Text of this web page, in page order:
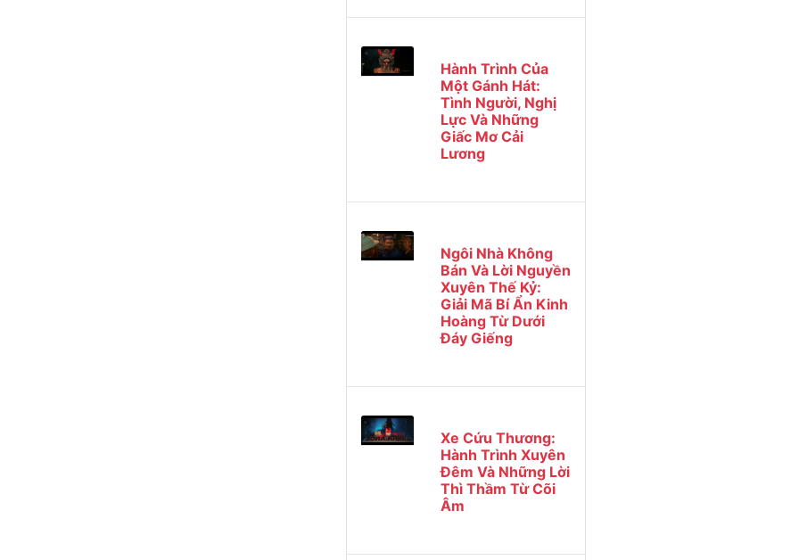
Hành Trình Của
Một Gánh Hát:
Tình Người, Nghị
Lực Và Những
Giấc Mơ Cải
Lương
Ngôi Nhà Không
Bán Và Lời Nguyền
Xuyên Thế Kỷ:
Giải Mã Bí Ẩn Kinh
Hoàng Từ Dưới
Đáy Giếng
Xe Cứu Thương:
Hành Trình Xuyên
Đêm Và Những Lời
Thì Thầm Từ Cõi
Âm